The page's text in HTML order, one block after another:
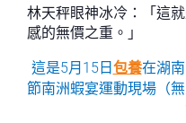
林天秤眼神冰冷：「這
感的無價之重。」
這是5月15日 包養在湖
節南洲蝦宴運動現場（